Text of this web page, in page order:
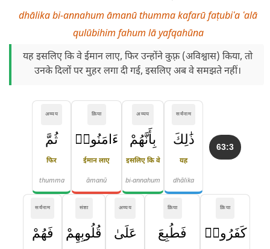
dhālika bi-annahum āmanū thumma kafarū faṭubiʿa ʿalā
qulūbihim fahum lā yafqahūna
यह इसलिए कि वे ईमान लाए, फिर उन्होंने कुफ़्र (अविश्वास) किया, तो
उनके दिलों पर मुहर लगा दी गई, इसलिए अब वे समझते नहीं।
63:3
सर्वनाम
ذَٰلِكَ
यह
dhālika
अव्यय
بِأَنَّهُمْ
इसलिए कि वे
bi-annahum
क्रिया
ءَامَنُوا۟
ईमान लाए
āmanū
अव्यय
ثُمَّ
फिर
thumma
क्रिया
كَفَرُوا۟
क्रिया
فَطُبِعَ
अव्यय
عَلَىٰ
संज्ञा
قُلُوبِهِمْ
सर्वनाम
فَهُمْ